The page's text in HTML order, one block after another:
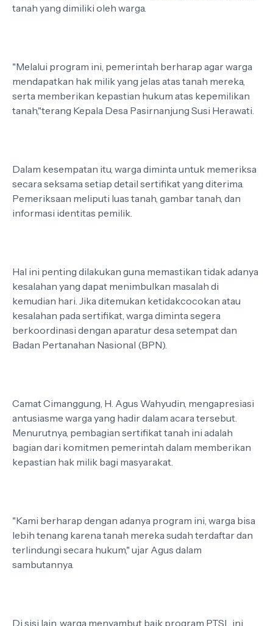
tanah yang dimiliki oleh warga.
"Melalui program ini, pemerintah berharap agar warga
mendapatkan hak milik yang jelas atas tanah mereka,
serta memberikan kepastian hukum atas kepemilikan
tanah,"terang Kepala Desa Pasirnanjung Susi Herawati.
Dalam kesempatan itu, warga diminta untuk memeriksa
secara seksama setiap detail sertifikat yang diterima.
Pemeriksaan meliputi luas tanah, gambar tanah, dan
informasi identitas pemilik.
Hal ini penting dilakukan guna memastikan tidak adanya
kesalahan yang dapat menimbulkan masalah di
kemudian hari. Jika ditemukan ketidakcocokan atau
kesalahan pada sertifikat, warga diminta segera
berkoordinasi dengan aparatur desa setempat dan
Badan Pertanahan Nasional (BPN).
Camat Cimanggung, H. Agus Wahyudin, mengapresiasi
antusiasme warga yang hadir dalam acara tersebut.
Menurutnya, pembagian sertifikat tanah ini adalah
bagian dari komitmen pemerintah dalam memberikan
kepastian hak milik bagi masyarakat.
"Kami berharap dengan adanya program ini, warga bisa
lebih tenang karena tanah mereka sudah terdaftar dan
terlindungi secara hukum," ujar Agus dalam
sambutannya.
Di sisi lain, warga menyambut baik program PTSL ini.